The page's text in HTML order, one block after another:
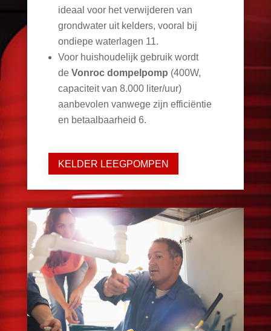
ideaal voor het verwijderen van
grondwater uit kelders, vooral bij
ondiepe waterlagen 11.
Voor huishoudelijk gebruik wordt
de Vonroc dompelpomp (400W,
capaciteit van 8.000 liter/uur)
aanbevolen vanwege zijn efficiëntie
en betaalbaarheid 6.
KELDER LEEGPOMPEN